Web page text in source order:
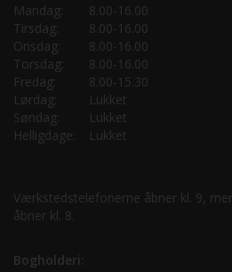
Mandag:
8.00-16.00
Tirsdag:
8.00-16.00
Onsdag:
8.00-16.00
Torsdag:
8.00-16.00
Fredag:
8.00-15.30
Lørdag:
Lukket
Søndag:
Lukket
Helligdage:
Lukket
Værkstedstelefonerne åbner kl. 9,
åbner kl. 8.
Bogholderi: